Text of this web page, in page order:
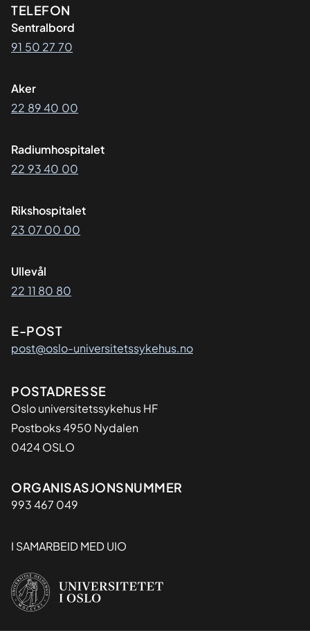
Kontaktinformasjon
TELEFON
Sentralbord
91 50 27 70
Aker
22 89 40 00
Radiumhospitalet
22 93 40 00
Rikshospitalet
23 07 00 00
Ullevål
22 11 80 80
E-POST
post@oslo-universitetssykehus.no
Adresse
POSTADRESSE
Oslo universitetssykehus HF
Postboks 4950 Nydalen
0424 OSLO
Organisasjon
ORGANISASJONSNUMMER
993 467 049
I SAMARBEID MED UIO